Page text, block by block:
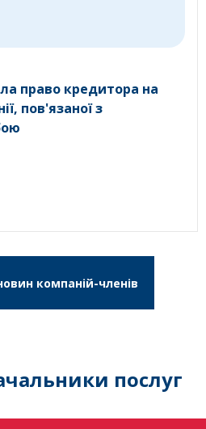
право кредитора на
пов'язаної з
компаній-членів
послуг